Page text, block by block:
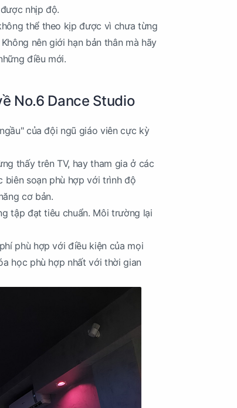
nhịp độ.
thể theo kịp được vì chưa từng
nên giới hạn bản thân mà hãy
điều mới.
No.6 Dance Studio
của đội ngũ giáo viên cực kỳ
thấy trên TV, hay tham gia ở các
biên soạn phù hợp với trình độ
cơ bản.
tập đạt tiêu chuẩn. Môi trường lại
phù hợp với điều kiện của mọi
học phù hợp nhất với thời gian